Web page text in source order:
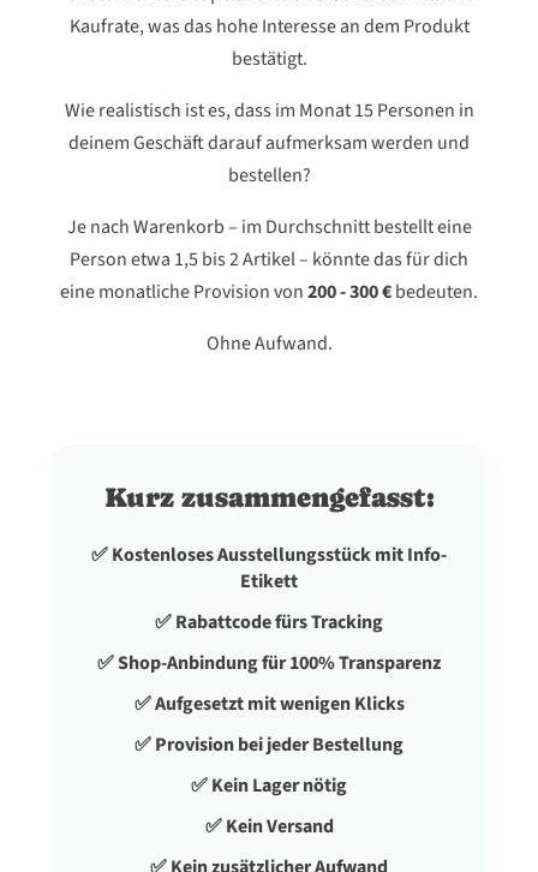
Kaufrate, was das hohe Interesse an dem Produkt
bestätigt.
Wie realistisch ist es, dass im Monat 15 Personen in
deinem Geschäft darauf aufmerksam werden und
bestellen?
Je nach Warenkorb – im Durchschnitt bestellt eine
Person etwa 1,5 bis 2 Artikel – könnte das für dich
eine monatliche Provision von200 - 300 €bedeuten.
Ohne Aufwand.
Kurz zusammengefasst:
✅ Kostenloses Ausstellungsstück mit Info-
Etikett
✅ Rabattcode fürs Tracking
✅ Shop-Anbindung für 100% Transparenz
✅ Aufgesetzt mit wenigen Klicks
✅ Provision bei jeder Bestellung
✅ Kein Lager nötig
✅ Kein Versand